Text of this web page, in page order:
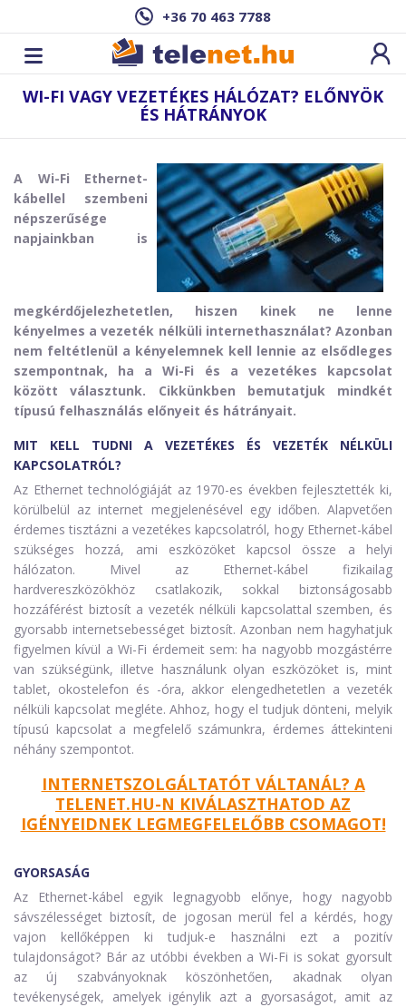
+36 70 463 7788
WI-FI VAGY VEZETÉKES HÁLÓZAT? ELŐNYÖK
ÉS HÁTRÁNYOK
A Wi-Fi Ethernet-
kábellel szembeni
népszerűsége
napjainkban is
megkérdőjelezhetetlen, hiszen kinek ne lenne
kényelmes a vezeték nélküli internethasználat? Azonban
nem feltétlenül a kényelemnek kell lennie az elsődleges
szempontnak, ha a Wi-Fi és a vezetékes kapcsolat
között választunk. Cikkünkben bemutatjuk mindkét
típusú felhasználás előnyeit és hátrányait.
MIT KELL TUDNI A VEZETÉKES ÉS VEZETÉK NÉLKÜLI
KAPCSOLATRÓL?
Az Ethernet technológiáját az 1970-es években fejlesztették ki,
körülbelül az internet megjelenésével egy időben. Alapvetően
érdemes tisztázni a vezetékes kapcsolatról, hogy Ethernet-kábel
szükséges hozzá, ami eszközöket kapcsol össze a helyi
hálózaton. Mivel az Ethernet-kábel fizikailag
hardvereszközökhöz csatlakozik, sokkal biztonságosabb
hozzáférést biztosít a vezeték nélküli kapcsolattal szemben, és
gyorsabb internetsebességet biztosít. Azonban nem hagyhatjuk
figyelmen kívül a Wi-Fi érdemeit sem: ha nagyobb mozgástérre
van szükségünk, illetve használunk olyan eszközöket is, mint
tablet, okostelefon és -óra, akkor elengedhetetlen a vezeték
nélküli kapcsolat megléte. Ahhoz, hogy el tudjuk dönteni, melyik
típusú kapcsolat a megfelelő számunkra, érdemes áttekinteni
néhány szempontot.
INTERNETSZOLGÁLTATÓT VÁLTANÁL? A
TELENET.HU-N KIVÁLASZTHATOD AZ
IGÉNYEIDNEK LEGMEGFELELŐBB CSOMAGOT!
GYORSASÁG
Az Ethernet-kábel egyik legnagyobb előnye, hogy nagyobb
sávszélességet biztosít, de jogosan merül fel a kérdés, hogy
vajon kellőképpen ki tudjuk-e használni ezt a pozitív
tulajdonságot? Bár az utóbbi években a Wi-Fi is sokat gyorsult
az új szabványoknak köszönhetően, akadnak olyan
tevékenységek, amelyek igénylik azt a gyorsaságot, amit az